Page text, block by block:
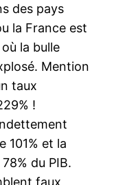
des pays
la France est
où la bulle
Mention
taux
!
101% et la
du PIB.
faux